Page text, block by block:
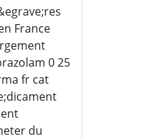
France
0 25
fr cat
du